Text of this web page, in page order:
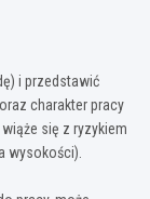
i przedstawić
charakter pracy
się z ryzykiem
wysokości).